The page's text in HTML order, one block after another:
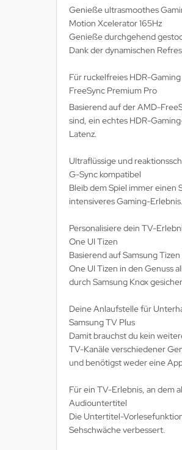
Genieße ultrasmoothes
Motion Xcelerator 165Hz
Genieße durchgehend
Dank der dynamischen
Für ruckelfreies HDR-
FreeSync Premium Pro
Basierend auf der AMD-
sind, ein echtes HDR-
Latenz.
Ultraflüssige und
G-Sync kompatibel
Bleib dem Spiel immer einen
intensiveres Gaming-Erlebnis.
Personalisiere dein TV-
One UI Tizen
Basierend auf Samsung
One UI Tizen in den Genuss
durch Samsung Knox
Deine Anlaufstelle für
Samsung TV Plus
Damit brauchst du kein
TV-Kanäle verschiedener
und benötigst weder eine
Für ein TV-Erlebnis, an dem
Audiountertitel
Die Untertitel-
Sehschwäche verbessert.